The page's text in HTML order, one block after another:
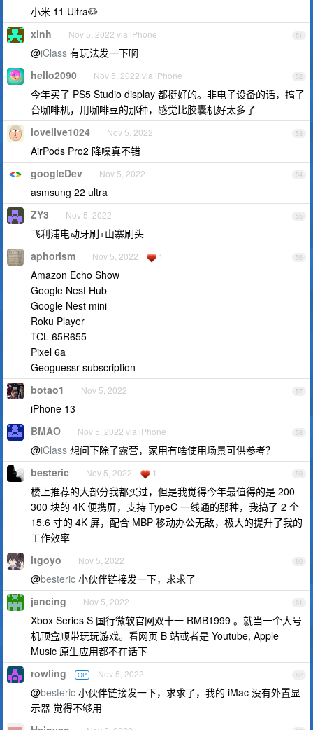
小米 11 Ultra🐶
51
xinh Nov 5, 2022 via iPhone
@iClass 有玩法发一下啊
52
hello2090 Nov 5, 2022 via iPhone
今年买了 PS5 Studio display 都挺好的。非电子设备的话，搞了
台咖啡机，用咖啡豆的那种，感觉比胶囊机好太多了
53
lovelive1024 Nov 5, 2022
AirPods Pro2 降噪真不错
54
googleDev Nov 5, 2022
asmsung 22 ultra
55
ZY3 Nov 5, 2022
飞利浦电动牙刷+山寨刷头
56
aphorism Nov 5, 2022 1
Amazon Echo Show
Google Nest Hub
Google Nest mini
Roku Player
TCL 65R655
Pixel 6a
Geoguessr subscription
57
botao1 Nov 5, 2022
iPhone 13
58
BMAO Nov 5, 2022 via iPhone
@iClass 想问下除了露营，家用有啥使用场景可供参考？
59
besteric Nov 5, 2022 1
楼上推荐的大部分我都买过，但是我觉得今年最值得的是 200-
300 块的 4K 便携屏，支持 TypeC 一线通的那种，我搞了 2 个
15.6 寸的 4K 屏，配合 MBP 移动办公无敌，极大的提升了我的
工作效率
60
itgoyo Nov 5, 2022
@besteric 小伙伴链接发一下，求求了
61
jancing Nov 5, 2022
Xbox Series S 国行微软官网双十一 RMB1999 。就当一个大号
机顶盒顺带玩玩游戏。看网页 B 站或者是 Youtube, Apple
Music 原生应用都不在话下
62
rowling OP Nov 5, 2022
@besteric 小伙伴链接发一下，求求了，我的 iMac 没有外置显
示器 觉得不够用